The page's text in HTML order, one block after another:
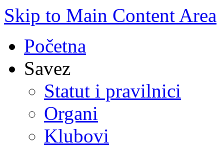
Skip to Main Content Area
Početna
Savez
Statut i pravilnici
Organi
Klubovi